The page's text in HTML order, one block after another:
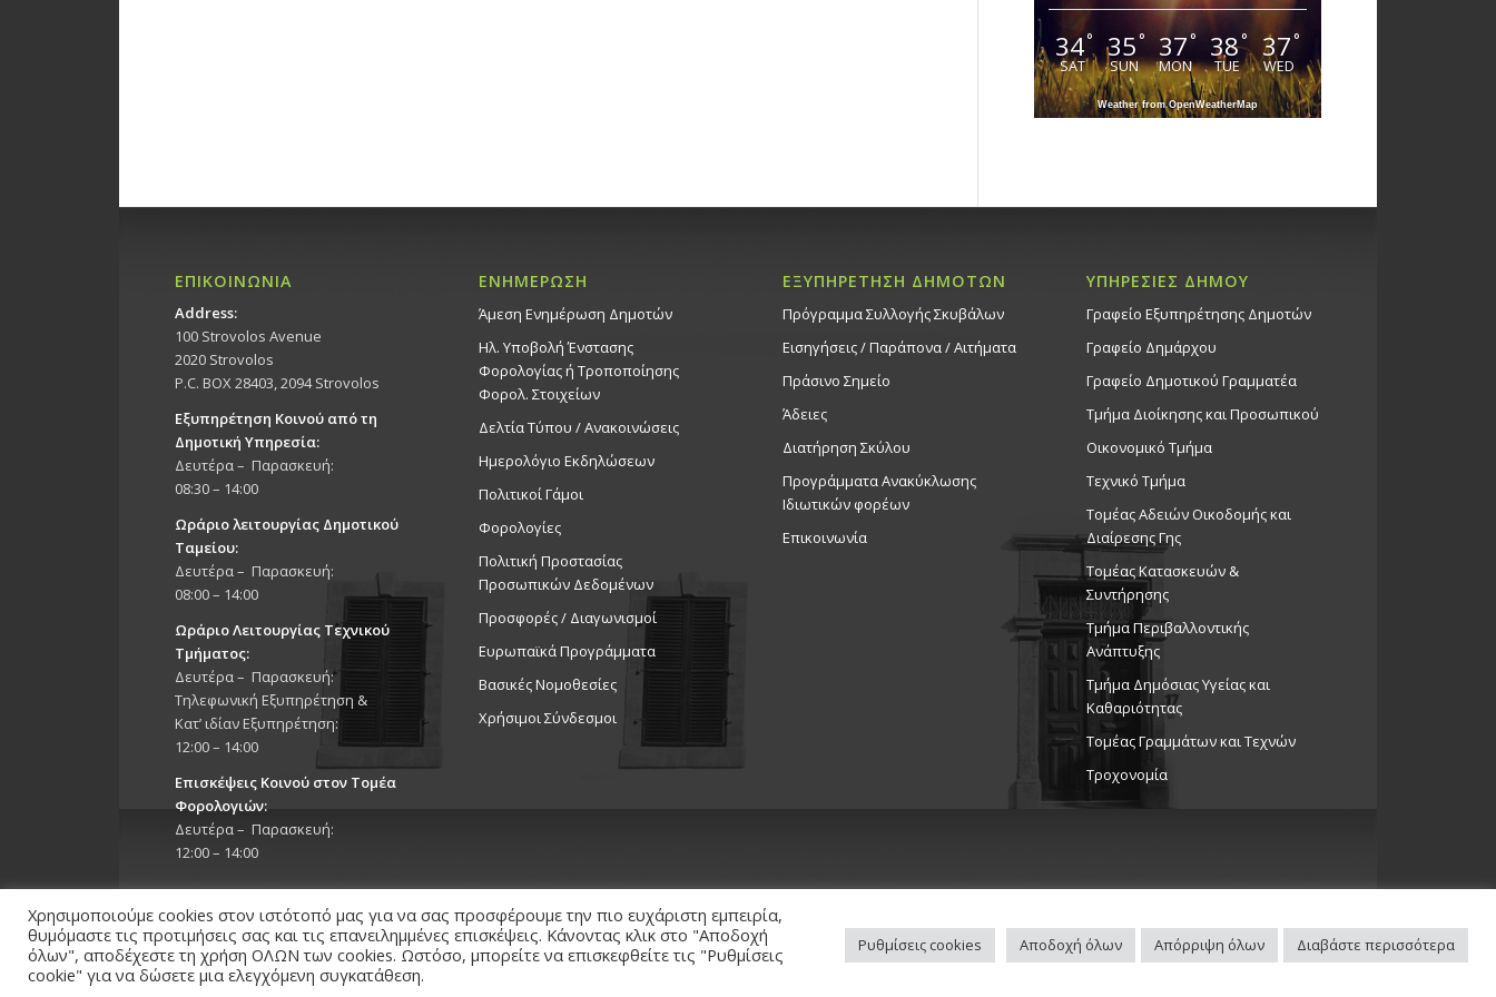
34°
SAT
35°
SUN
37°
MON
38°
TUE
37°
WED
Weather from OpenWeatherMap
ΕΠΙΚΟΙΝΩΝΙΑ
Address:
100 Strovolos Avenue
2020 Strovolos
P.C. BOX 28403, 2094 Strovolos
Εξυπηρέτηση Κοινού από τη
Δημοτική Υπηρεσία:
Δευτέρα – Παρασκευή:
08:30 – 14:00
Ωράριο λειτουργίας Δημοτικού
Ταμείου:
Δευτέρα – Παρασκευή:
08:00 – 14:00
Ωράριο Λειτουργίας Τεχνικού
Τμήματος:
Δευτέρα – Παρασκευή:
Τηλεφωνική Εξυπηρέτηση &
Κατ’ ιδίαν Εξυπηρέτηση:
12:00 – 14:00
Επισκέψεις Κοινού στον Τομέα
Φορολογιών:
Δευτέρα – Παρασκευή:
12:00 – 14:00
ΕΝΗΜΕΡΩΣΗ
Άμεση Ενημέρωση Δημοτών
Ηλ. Υποβολή Ένστασης
Φορολογίας ή Τροποποίησης
Φορολ. Στοιχείων
Δελτία Τύπου / Ανακοινώσεις
Ημερολόγιο Εκδηλώσεων
Πολιτικοί Γάμοι
Φορολογίες
Πολιτική Προστασίας
Προσωπικών Δεδομένων
Προσφορές / Διαγωνισμοί
Ευρωπαϊκά Προγράμματα
Βασικές Νομοθεσίες
Χρήσιμοι Σύνδεσμοι
ΕΞΥΠΗΡΕΤΗΣΗ ΔΗΜΟΤΩΝ
Πρόγραμμα Συλλογής Σκυβάλων
Εισηγήσεις / Παράπονα / Αιτήματα
Πράσινο Σημείο
Άδειες
Διατήρηση Σκύλου
Προγράμματα Ανακύκλωσης
Ιδιωτικών φορέων
Επικοινωνία
ΥΠΗΡΕΣΙΕΣ ΔΗΜΟΥ
Γραφείο Εξυπηρέτησης Δημοτών
Γραφείο Δημάρχου
Γραφείο Δημοτικού Γραμματέα
Τμήμα Διοίκησης και Προσωπικού
Οικονομικό Τμήμα
Τεχνικό Τμήμα
Τομέας Αδειών Οικοδομής και
Διαίρεσης Γης
Τομέας Κατασκευών &
Συντήρησης
Τμήμα Περιβαλλοντικής
Ανάπτυξης
Tμήμα Δημόσιας Υγείας και
Καθαριότητας
Τομέας Γραμμάτων και Τεχνών
Τροχονομία
Copyright 2026 © Δήμος Στροβόλου, All Rights Reserved. / Powered by
Χρησιμοποιούμε cookies στον ιστότοπό μας για να σας προσφέρουμε την πιο ευχάριστη εμπειρία,
θυμόμαστε τις προτιμήσεις σας και τις επανειλημμένες επισκέψεις. Κάνοντας κλικ στο "Αποδοχή
όλων", αποδέχεστε τη χρήση ΟΛΩΝ των cookies. Ωστόσο, μπορείτε να επισκεφθείτε τις "Ρυθμίσεις
cookie" για να δώσετε μια ελεγχόμενη συγκατάθεση.
Ρυθμίσεις cookies Αποδοχή όλων Απόρριψη όλων Διαβάστε περισσότερα